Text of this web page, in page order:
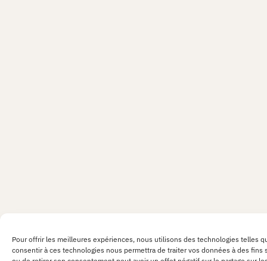
Pour offrir les meilleures expériences, nous utilisons des technologies telles
consentir à ces technologies nous permettra de traiter vos données à des